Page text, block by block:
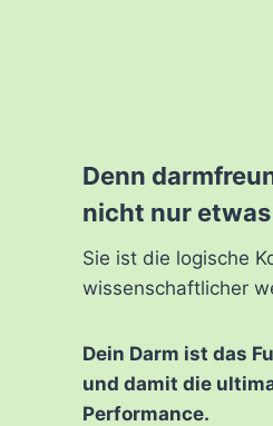
Denn
nicht nur
Sie ist die logische
wissenschaftlicher
Dein Darm ist das
und damit die
Performance.